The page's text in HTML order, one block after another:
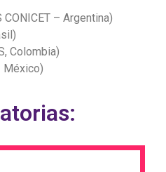
CONICET – Argentina)
Colombia)
México)